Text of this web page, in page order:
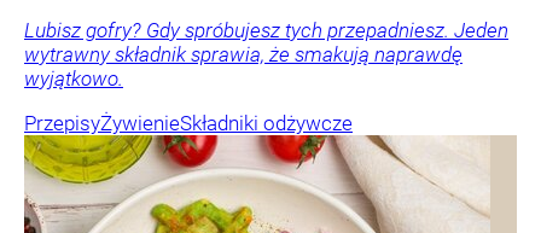
Lubisz gofry? Gdy spróbujesz tych przepadniesz. Jeden
wytrawny składnik sprawia, że smakują naprawdę
wyjątkowo.
PrzepisyŻywienieSkładniki odżywcze